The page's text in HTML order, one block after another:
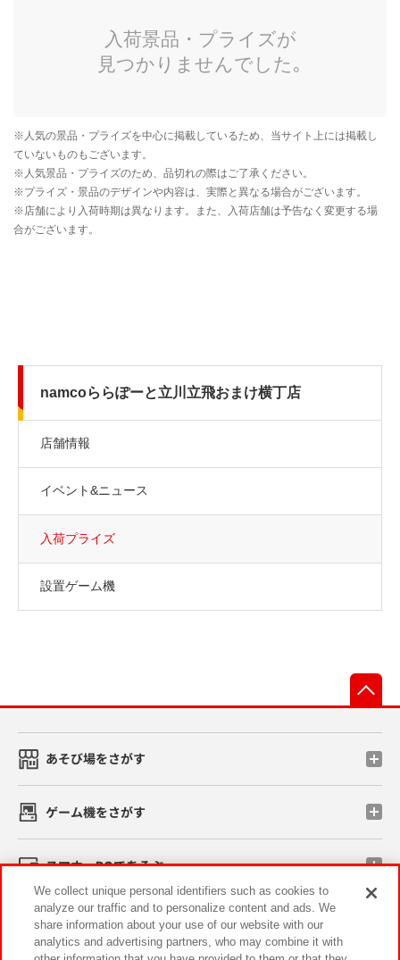
namcoららぽーと立川立飛おまけ横丁店
店舗情報
イベント&ニュース
入荷プライズ
設置ゲーム機
あそび場をさがす
ゲーム機をさがす
スマホ・PCであそぶ
イベント・キャンペーン
We collect unique personal identifiers such as cookies to
analyze our traffic and to personalize content and ads. We
share information about your use of our website with our
analytics and advertising partners, who may combine it with